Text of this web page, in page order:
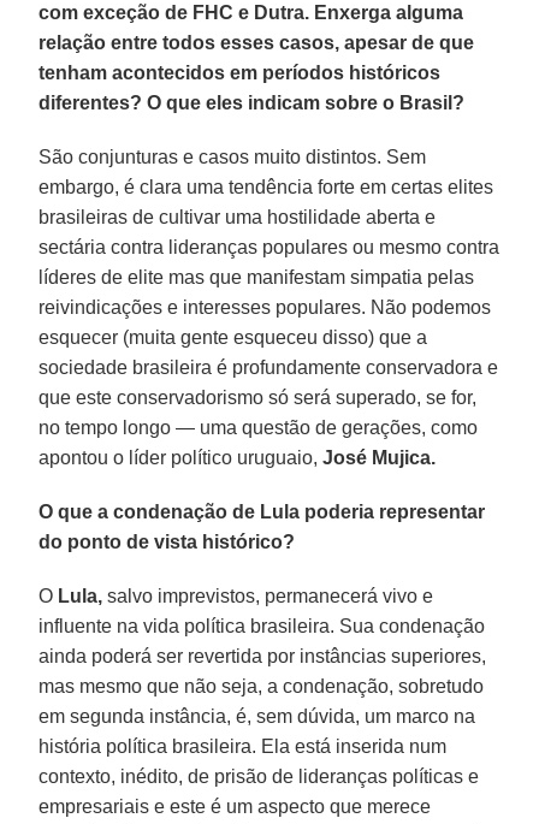
com exceção de FHC e Dutra. Enxerga alguma
relação entre todos esses casos, apesar de que
tenham acontecidos em períodos históricos
diferentes? O que eles indicam sobre o Brasil?
São conjunturas e casos muito distintos. Sem
embargo, é clara uma tendência forte em certas elites
brasileiras de cultivar uma hostilidade aberta e
sectária contra lideranças populares ou mesmo contra
líderes de elite mas que manifestam simpatia pelas
reivindicações e interesses populares. Não podemos
esquecer (muita gente esqueceu disso) que a
sociedade brasileira é profundamente conservadora e
que este conservadorismo só será superado, se for,
no tempo longo — uma questão de gerações, como
apontou o líder político uruguaio,José Mujica.
O que a condenação de Lula poderia representar
do ponto de vista histórico?
O Lula, salvo imprevistos, permanecerá vivo e
influente na vida política brasileira. Sua condenação
ainda poderá ser revertida por instâncias superiores,
mas mesmo que não seja, a condenação, sobretudo
em segunda instância, é, sem dúvida, um marco na
história política brasileira. Ela está inserida num
contexto, inédito, de prisão de lideranças políticas e
empresariais e este é um aspecto que merece